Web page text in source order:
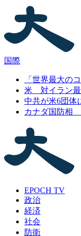
国際
「世界最大
米 対イラン最
中共が米6団
カナダ国防相
EPOCH TV
政治
経済
社会
防衛